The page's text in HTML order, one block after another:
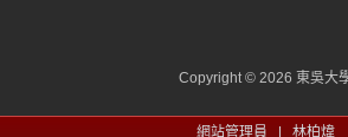
Copyright © 2026 東吳大
網站管理員 | 林柏煒